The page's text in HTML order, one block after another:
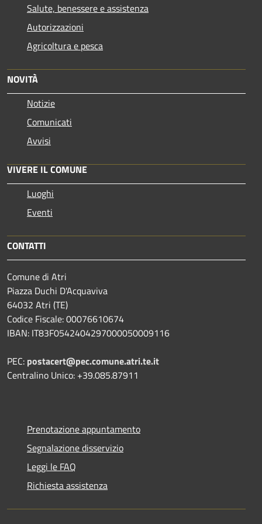
Salute, benessere e assistenza
Autorizzazioni
Agricoltura e pesca
NOVITÀ
Notizie
Comunicati
Avvisi
VIVERE IL COMUNE
Luoghi
Eventi
CONTATTI
Comune di Atri
Piazza Duchi D'Acquaviva
64032 Atri (TE)
Codice Fiscale: 00076610674
IBAN: IT83F0542404297000050009116
PEC: postacert@pec.comune.atri.te.it
Centralino Unico: +39.085.87911
Prenotazione appuntamento
Segnalazione disservizio
Leggi le FAQ
Richiesta assistenza